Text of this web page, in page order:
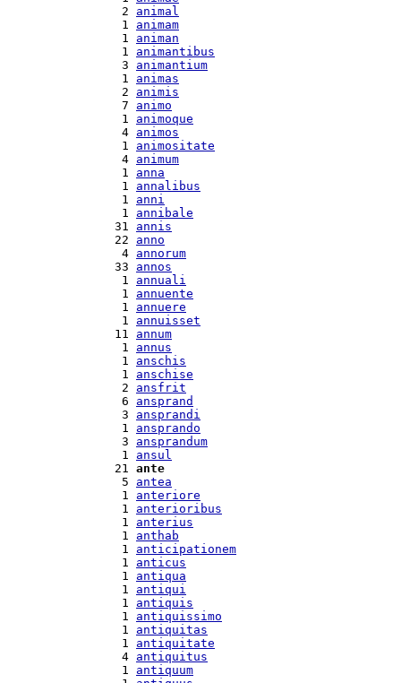
  2
animal
  1
animam
  1
animan
  1
animantibus
  3
animantium
  1
animas
  2
animis
  7
animo
  1
animoque
  4
animos
  1
animositate
  4
animum
  1
anna
  1
annalibus
  1
anni
  1
annibale
31 annis
22 anno
  4
annorum
33 annos
  1
annuali
  1
annuente
  1
annuere
  1
annuisset
11 annum
  1
annus
  1
anschis
  1
anschise
  2
ansfrit
  6
ansprand
  3
ansprandi
  1
ansprando
  3
ansprandum
  1
ansul
21 ante
  5
antea
  1
anteriore
  1
anterioribus
  1
anterius
  1
anthab
  1
anticipationem
  1
anticus
  1
antiqua
  1
antiqui
  1
antiquis
  1
antiquissimo
  1
antiquitas
  1
antiquitate
  4
antiquitus
  1
antiquum